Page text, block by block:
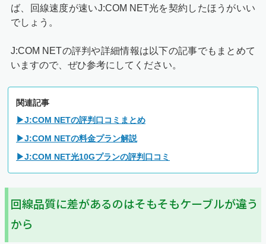
ば、回線速度が速いJ:COM NET光を契約したほうがいい
でしょう。
J:COM NETの評判や詳細情報は以下の記事でもまとめて
いますので、ぜひ参考にしてください。
関連記事
▶J:COM NETの評判口コミまとめ
▶J:COM NETの料金プラン解説
▶J:COM NET光10Gプランの評判口コミ
回線品質に差があるのはそもそもケーブルが違う
から